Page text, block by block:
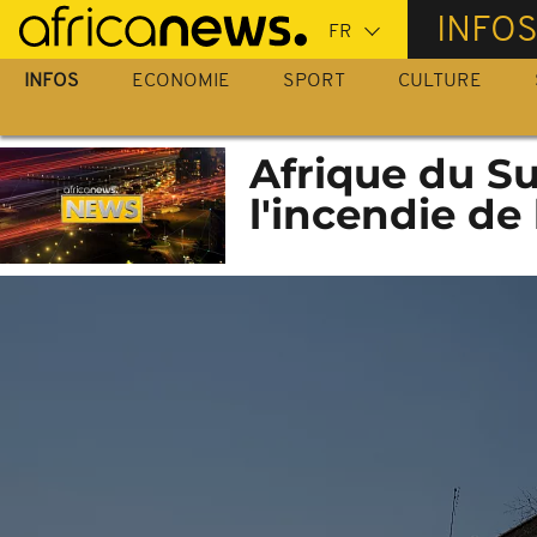
Passer
au
contenu
INFOS
INFOS ECONOMIE SPORT CULTURE
Afrique du
l'incendie de